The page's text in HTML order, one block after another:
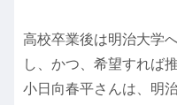
高校卒業後は明治大学
し、かつ、希望すれば
小日向春平さんは、明